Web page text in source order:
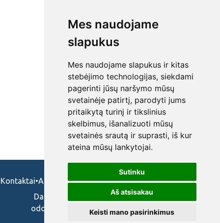
Mes naudojame
slapukus
Mes naudojame slapukus ir kitas
stebėjimo technologijas, siekdami
pagerinti jūsų naršymo mūsų
svetainėje patirtį, parodyti jums
pritaikytą turinį ir tikslinius
skelbimus, išanalizuoti mūsų
svetainės srautą ir suprasti, iš kur
ateina mūsų lankytojai.
Sutinku
Aš atsisakau
Keisti mano pasirinkimus
Kontaktai•Apie mus•Naudojimosi taisykės•Privatumo politika
Darbo skelbimai ir pasiūlymai: gydytojams,
odontologams, slaugytojams, veterinarams,